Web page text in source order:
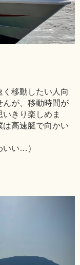
移動したい人向
んが、移動時間が
きり楽しめま
高速艇で向かい
いい…）